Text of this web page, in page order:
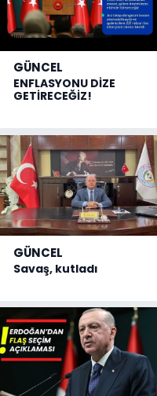
GÜNCEL
ENFLASYONU DİZE
GETİRECEĞİZ!
GÜNCEL
Savaş, kutladı